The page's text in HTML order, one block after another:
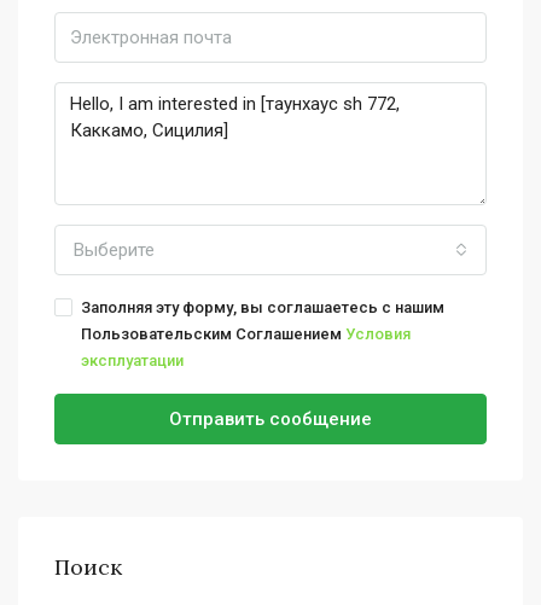
Выберите
Заполняя эту форму, вы соглашаетесь с нашим
Пользовательским Соглашением Условия
эксплуатации
Отправить сообщение
Поиск